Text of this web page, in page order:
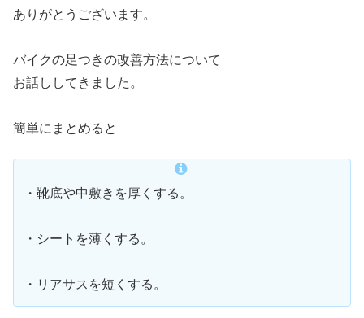
ありがとうございます。
バイクの足つきの改善方法について
お話ししてきました。
簡単にまとめると
・靴底や中敷きを厚くする。
・シートを薄くする。
・リアサスを短くする。